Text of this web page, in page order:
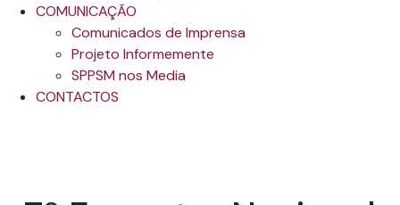
COMUNICAÇÃO
Comunicados de Imprensa
Projeto Informemente
SPPSM nos Media
CONTACTOS